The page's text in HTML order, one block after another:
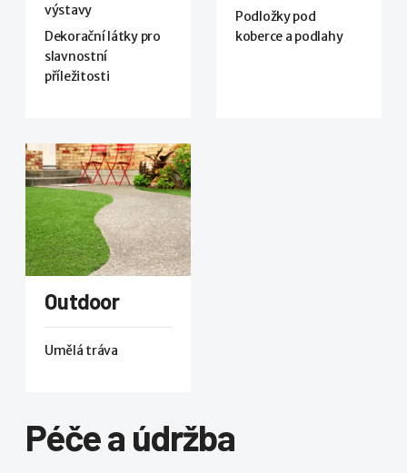
výstavy
Dekorační látky pro
slavnostní
příležitosti
Podložky pod
koberce a podlahy
Outdoor
Umělá tráva
Péče a údržba